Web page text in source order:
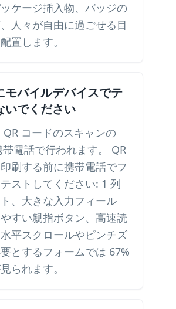
ケージ挿入物、バッジの
人々が自由に過ごせる目
置します。
モバイルデバイスでテ
いでください
QR コードのスキャンの
帯電話で行われます。 QR
刷する前に携帯電話でフ
ストしてください: 1 列
、大きな入力フィール
すい親指ボタン、高速読
平スクロールやピンチズ
とするフォームでは 67%
られます。